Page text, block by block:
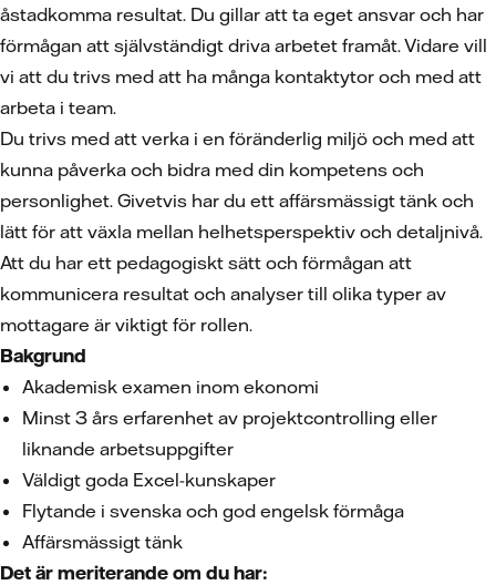
åstadkomma resultat. Du gillar att ta eget ansvar och har
förmågan att självständigt driva arbetet framåt. Vidare vill
vi att du trivs med att ha många kontaktytor och med att
arbeta i team.
Du trivs med att verka i en föränderlig miljö och med att
kunna påverka och bidra med din kompetens och
personlighet. Givetvis har du ett affärsmässigt tänk och
lätt för att växla mellan helhetsperspektiv och detaljnivå.
Att du har ett pedagogiskt sätt och förmågan att
kommunicera resultat och analyser till olika typer av
mottagare är viktigt för rollen.
Bakgrund
Akademisk examen inom ekonomi
Minst 3 års erfarenhet av projektcontrolling eller
liknande arbetsuppgifter
Väldigt goda Excel-kunskaper
Flytande i svenska och god engelsk förmåga
Affärsmässigt tänk
Det är meriterande om du har: